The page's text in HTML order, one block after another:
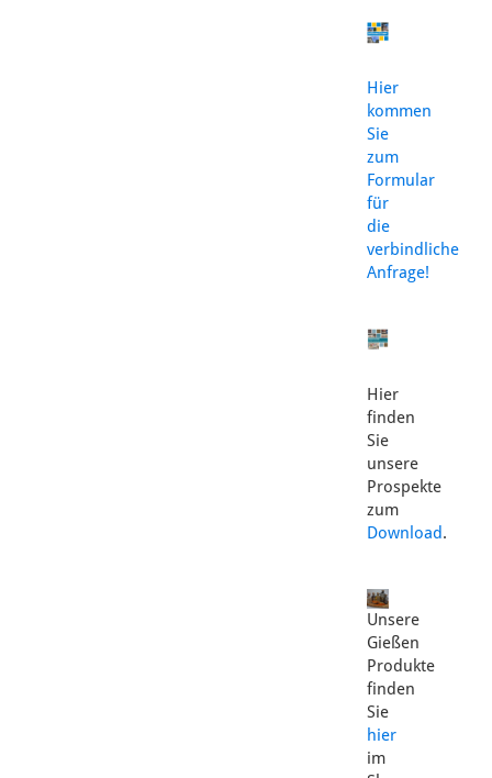
Hier
kommen
Sie
zum
Formular
für
die
verbindliche
Anfrage!
Hier
finden
Sie
unsere
Prospekte
zum
Download.
Unsere
Gießen
Produkte
finden
Sie
hier
im